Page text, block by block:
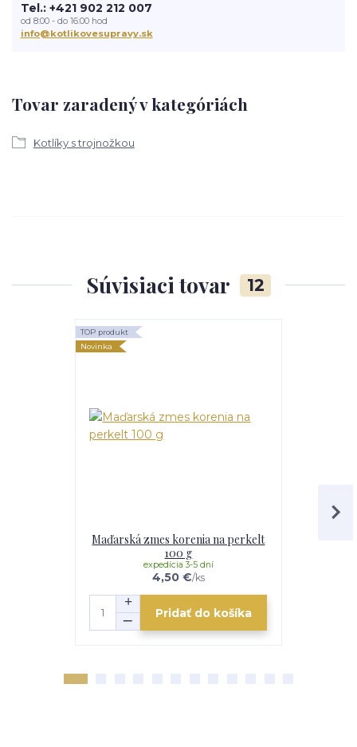
Tovar zaradený v kategóriách
Kotlíky s trojnožkou
Tel.: +421 902 212 007
od 8:00 - do 16:00 hod
info@kotlikovesupravy.sk
Súvisiaci tovar 12
TOP produkt
Novinka
Maďarská zmes korenia na perkelt
100 g
4,50 €/ks
expedícia 3-5 dní
Pridať do košíka